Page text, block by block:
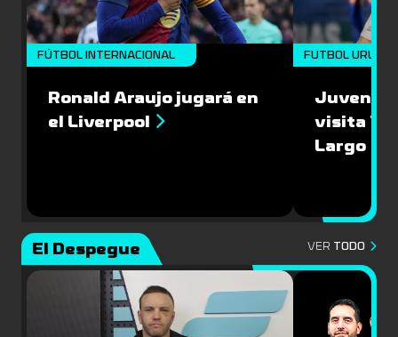
FÚTBOL INTERNACIONAL
Ronald Araujo jugará en
el Liverpool
FUTBOL
visita 1-
Largo
El Despegue VER TODO